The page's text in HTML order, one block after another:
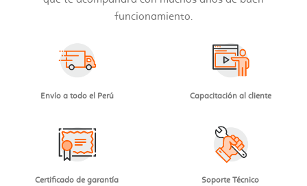
funcionamiento.
Envío a todo el Perú Capacitación al cliente
Certificado de garantía Soporte Técnico